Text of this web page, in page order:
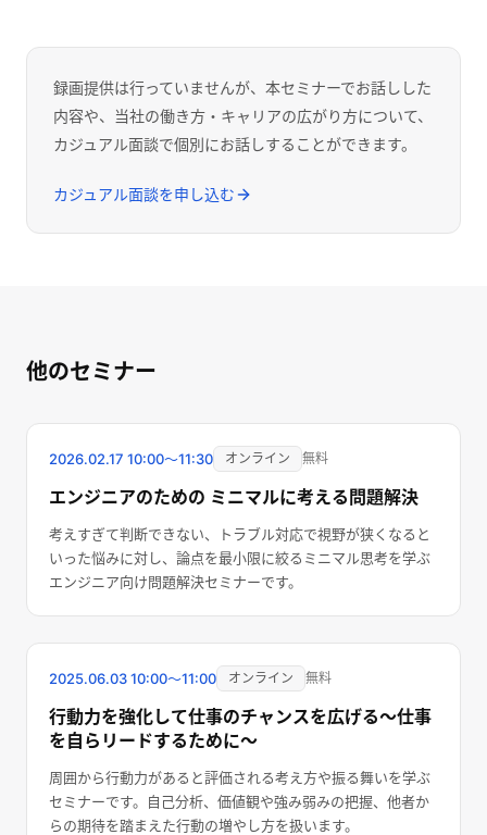
録画提供は行っていませんが、本セミナーでお話しした
内容や、当社の働き方・キャリアの広がり方について、
カジュアル面談で個別にお話しすることができます。
カジュアル面談を申し込む
他のセミナー
終了しました
2026.02.17 10:00〜11:30 オンライン 無料
エンジニアのための ミニマルに考える問題解決
考えすぎて判断できない、トラブル対応で視野が狭くなると
いった悩みに対し、論点を最小限に絞るミニマル思考を学ぶ
エンジニア向け問題解決セミナーです。
終了しました
2025.06.0310:00〜11:00 オンライン 無料
行動力を強化して仕事のチャンスを広げる～仕事
を自らリードするために～
周囲から行動力があると評価される考え方や振る舞いを学ぶ
セミナーです。自己分析、価値観や強み弱みの把握、他者か
らの期待を踏まえた行動の増やし方を扱います。